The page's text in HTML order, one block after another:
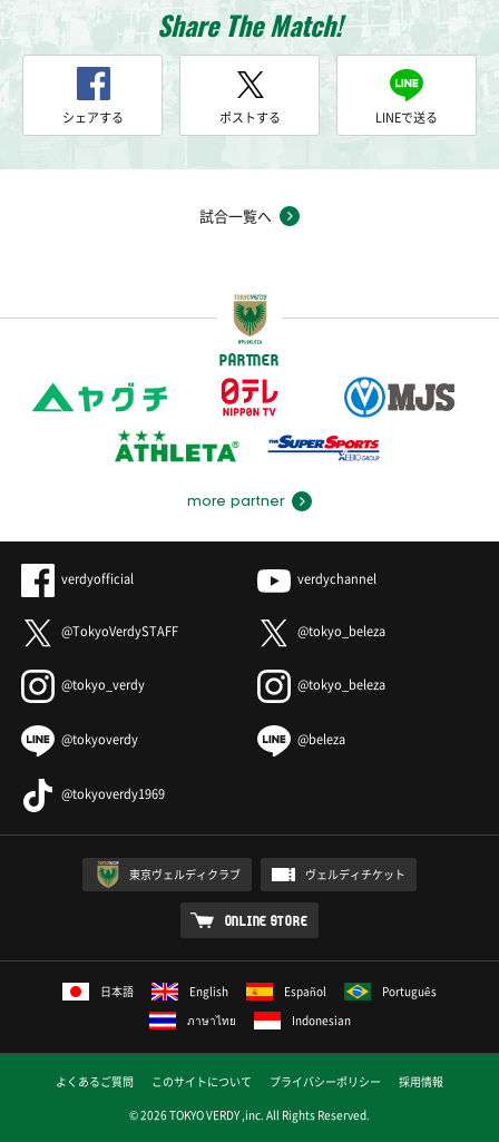
Share The Match!
シェアする ポストする LINEで送る
試合一覧へ
PARTNER
more partner
verdyofficial verdychannel
@TokyoVerdySTAFF @tokyo_beleza
@tokyo_verdy @tokyo_beleza
@tokyoverdy @beleza
@tokyoverdy1969
東京ヴェルディクラブ ヴェルディチケット
ONLINE STORE
日本語 English Español
Português
ภาษาไทย
Indonesian
よくあるご質問 このサイトについて プライバシーポリシー
採用情報
© 2026 TOKYO VERDY ,inc. All Rights Reserved.